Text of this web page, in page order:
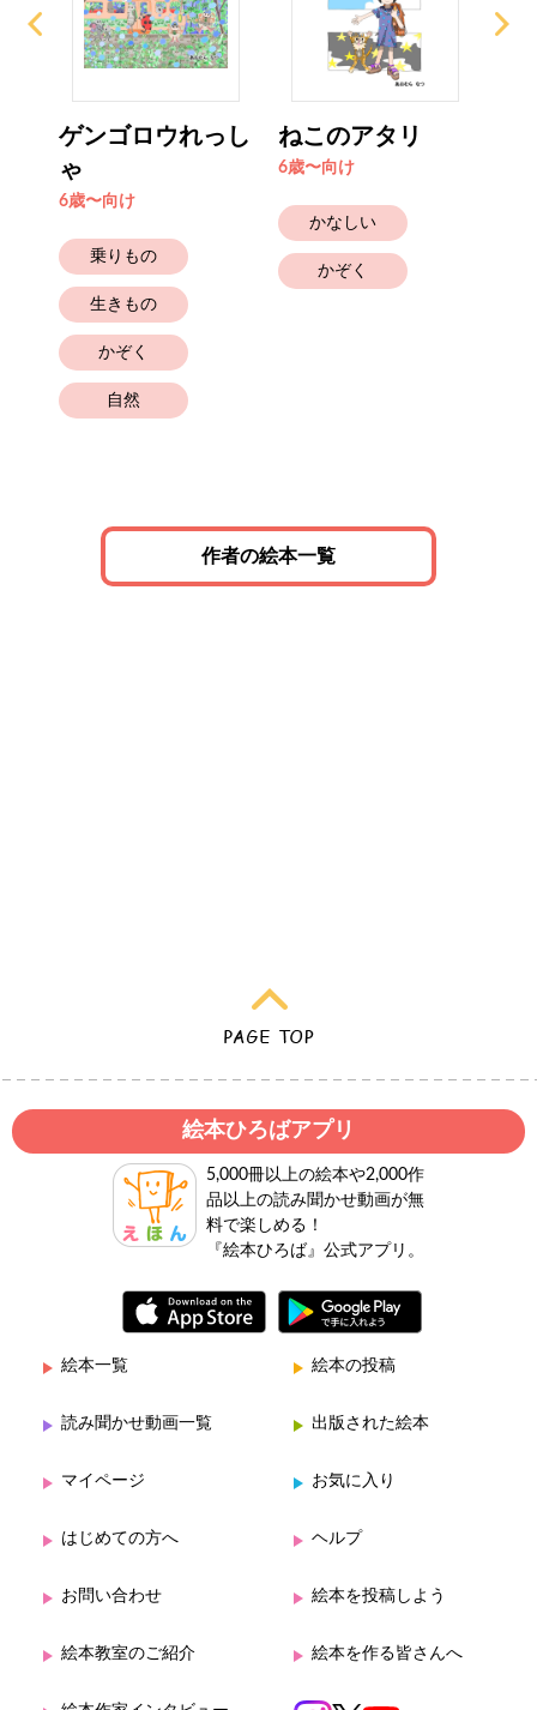
ゲンゴロウれっし
ゃ
6歳〜向け
乗りもの
生きもの
かぞく
自然
ねこのアタリ
6歳〜向け
かなしい
かぞく
作者の絵本一覧
絵本ひろばアプリ
5,000冊以上の絵本や2,000作
品以上の読み聞かせ動画が無
料で楽しめる！
『絵本ひろば』公式アプリ。
絵本一覧 絵本の投稿
読み聞かせ動画一覧 出版された絵本
マイページ お気に入り
はじめての方へ ヘルプ
お問い合わせ 絵本を投稿しよう
絵本教室のご紹介 絵本を作る皆さんへ